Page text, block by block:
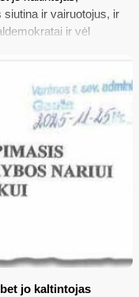
ir vairuotojus, ir
ir vėl
bet jo kaltintojas